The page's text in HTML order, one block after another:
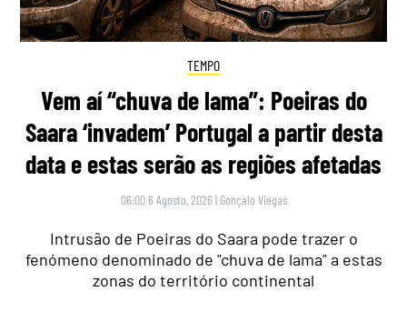
TEMPO
Vem aí “chuva de lama”: Poeiras do
Saara ‘invadem’ Portugal a partir desta
data e estas serão as regiões afetadas
06:00 6 Agosto, 2026 | Gonçalo Viegas
Intrusão de Poeiras do Saara pode trazer o
fenómeno denominado de "chuva de lama" a estas
zonas do território continental